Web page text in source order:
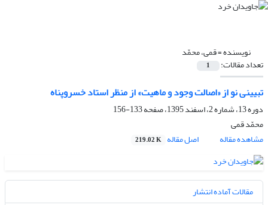
نویسنده =قمی، محمّد
تعداد مقالات: 1
تبیینی نو از «اصالت وجود و ماهیت» از منظر استاد خسروپناه
دوره 13، شماره 2، اسفند 1395، صفحه
133-156
محمّد قمی
مشاهده مقاله
اصل مقاله 219.02 K
مقالات آماده انتشار